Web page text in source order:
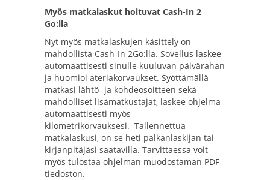
Myös matkalaskut hoituvat Cash-In 2
Go:lla
Nyt myös matkalaskujen käsittely on
mahdollista Cash-In 2Go:lla. Sovellus laskee
automaattisesti sinulle kuuluvan päivärahan
ja huomioi ateriakorvaukset. Syöttämällä
matkasi lähtö- ja kohdeosoitteen sekä
mahdolliset lisämatkustajat, laskee ohjelma
automaattisesti myös
kilometrikorvauksesi. Tallennettua
matkalaskusi, on se heti palkanlaskijan tai
kirjanpitäjäsi saatavilla. Tarvittaessa voit
myös tulostaa ohjelman muodostaman PDF-
tiedoston.